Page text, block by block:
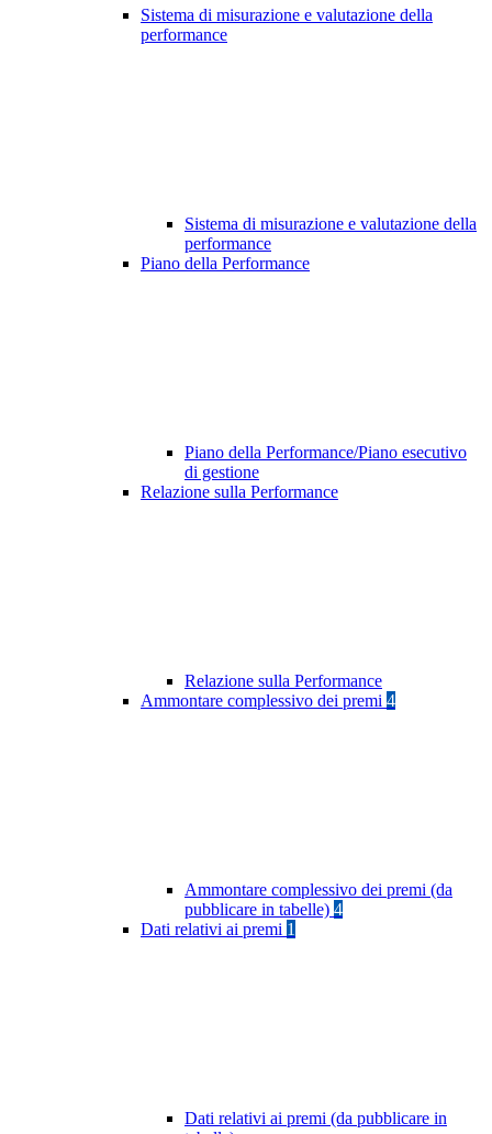
Sistema di misurazione e valutazione della
performance
Sistema di misurazione e valutazione della
performance
Piano della Performance
Piano della Performance/Piano esecutivo
di gestione
Relazione sulla Performance
Relazione sulla Performance
Ammontare complessivo dei premi 4
Ammontare complessivo dei premi (da
pubblicare in tabelle) 4
Dati relativi ai premi 1
Dati relativi ai premi (da pubblicare in